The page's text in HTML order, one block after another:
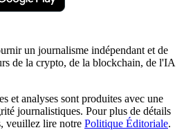
un journalisme indépendant et de
de la crypto, de la blockchain, de l'IA
et analyses sont produites avec une
journalistiques. Pour plus de détails
veuillez lire notre Politique Éditoriale.